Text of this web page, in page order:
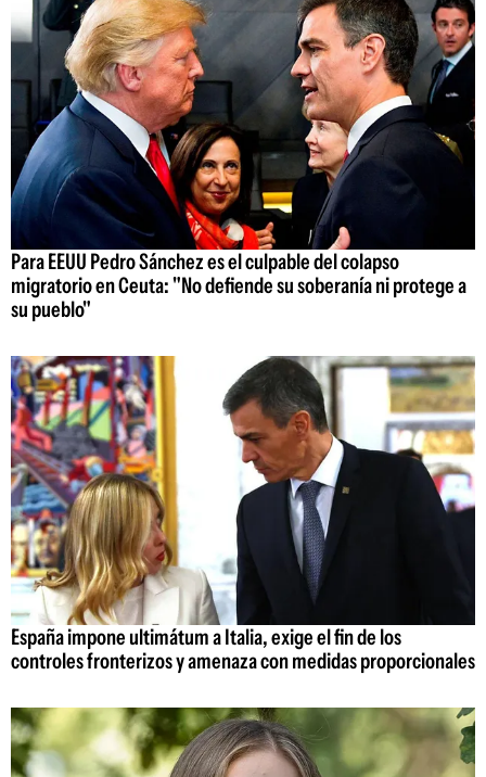
Para EEUU Pedro Sánchez es el culpable del colapso
migratorio en Ceuta: "No defiende su soberanía ni protege a
su pueblo"
España impone ultimátum a Italia, exige el fin de los
controles fronterizos y amenaza con medidas proporcionales